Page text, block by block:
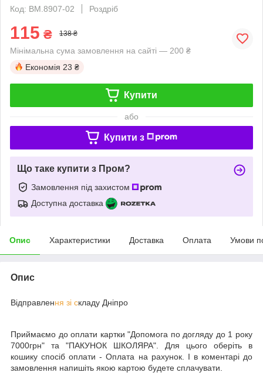
Код: BM.8907-02
Роздріб
115 ₴ 138 ₴
Мінімальна сума замовлення на сайті — 200 ₴
Економія 23 ₴
Купити
або
Купити з
Що таке купити з Пром?
Замовлення під захистом
Доступна доставка
Опис Характеристики Доставка Оплата Умови
Опис
Відправлення зі складу Дніпро
Приймаємо до оплати картки "Допомога по догляду до 1 року
7000грн" та "ПАКУНОК ШКОЛЯРА". Для цього оберіть в
кошику спосіб оплати - Оплата на рахунок. І в коментарі до
замовлення напишіть якою картою будете сплачувати.